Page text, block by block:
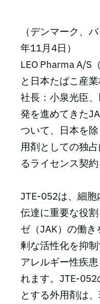
（デンマーク、
年11月4日）
LEO Pharma A/S
と日本たばこ産
社長：小泉光臣
発を進めてきた
ついて、日本を
用剤としての独
るライセンス契
JTE-052は、細
伝達に重要な役
ゼ（JAK）の働
剰な活性化を抑
アレルギー性疾
れます。JTE-
とする外用剤は